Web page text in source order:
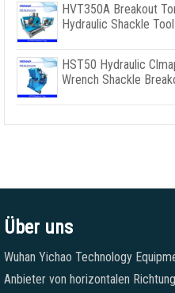
HVT350A Breakout
Hydraulic Shackle Tool
HST50 Hydraulic
Wrench Shackle
Über uns
Wuhan Yichao Technology
Anbieter von horizontalen